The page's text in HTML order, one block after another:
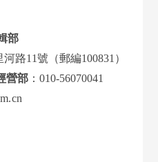
部
河路11號 （郵編100831 ）
營部 ：010-56070041
.cn